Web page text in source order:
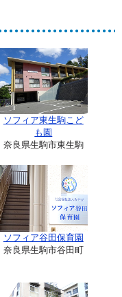
ソフィア東生駒こど
も園
奈良県生駒市東生駒
ソフィア谷田保育園
奈良県生駒市谷田町